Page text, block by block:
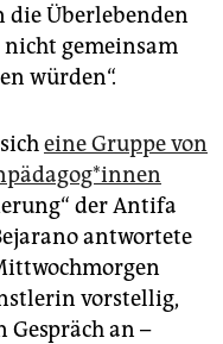
die Überlebenden
nicht gemeinsam
würden“.
eine Gruppe von
der Antifa
antwortete
vorstellig,
an –